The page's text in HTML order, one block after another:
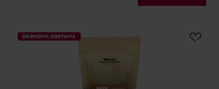
DARMOWA DOSTAWA